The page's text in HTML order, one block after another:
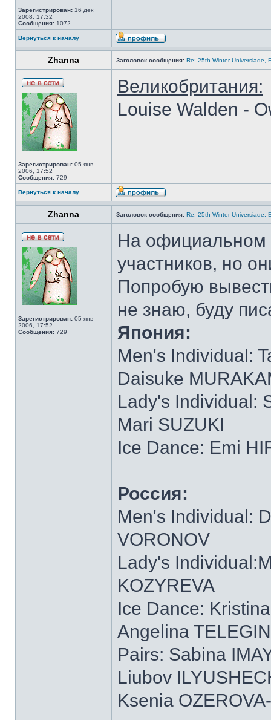
Зарегистрирован: 16 дек
2008, 17:32
Сообщения: 1072
Вернуться к началу
Zhanna Заголовок сообщения: Re: 25th Winter Universiade,
Зарегистрирован: 05 янв
2006, 17:52
Сообщения: 729
Великобритания:
Louise Walden -
Вернуться к началу
Zhanna Заголовок сообщения: Re: 25th Winter Universiade,
Зарегистрирован: 05 янв
2006, 17:52
Сообщения: 729
На официальном
участников, но
Попробую
не знаю, буду
Япония:
Men's Individual:
Daisuke
Lady's Individual:
Mari SUZUKI
Ice Dance: Emi
Россия:
Men's Individual:
VORONOV
Lady's
KOZYREVA
Ice Dance:
Angelina
Pairs: Sabina
Liubov
Ksenia